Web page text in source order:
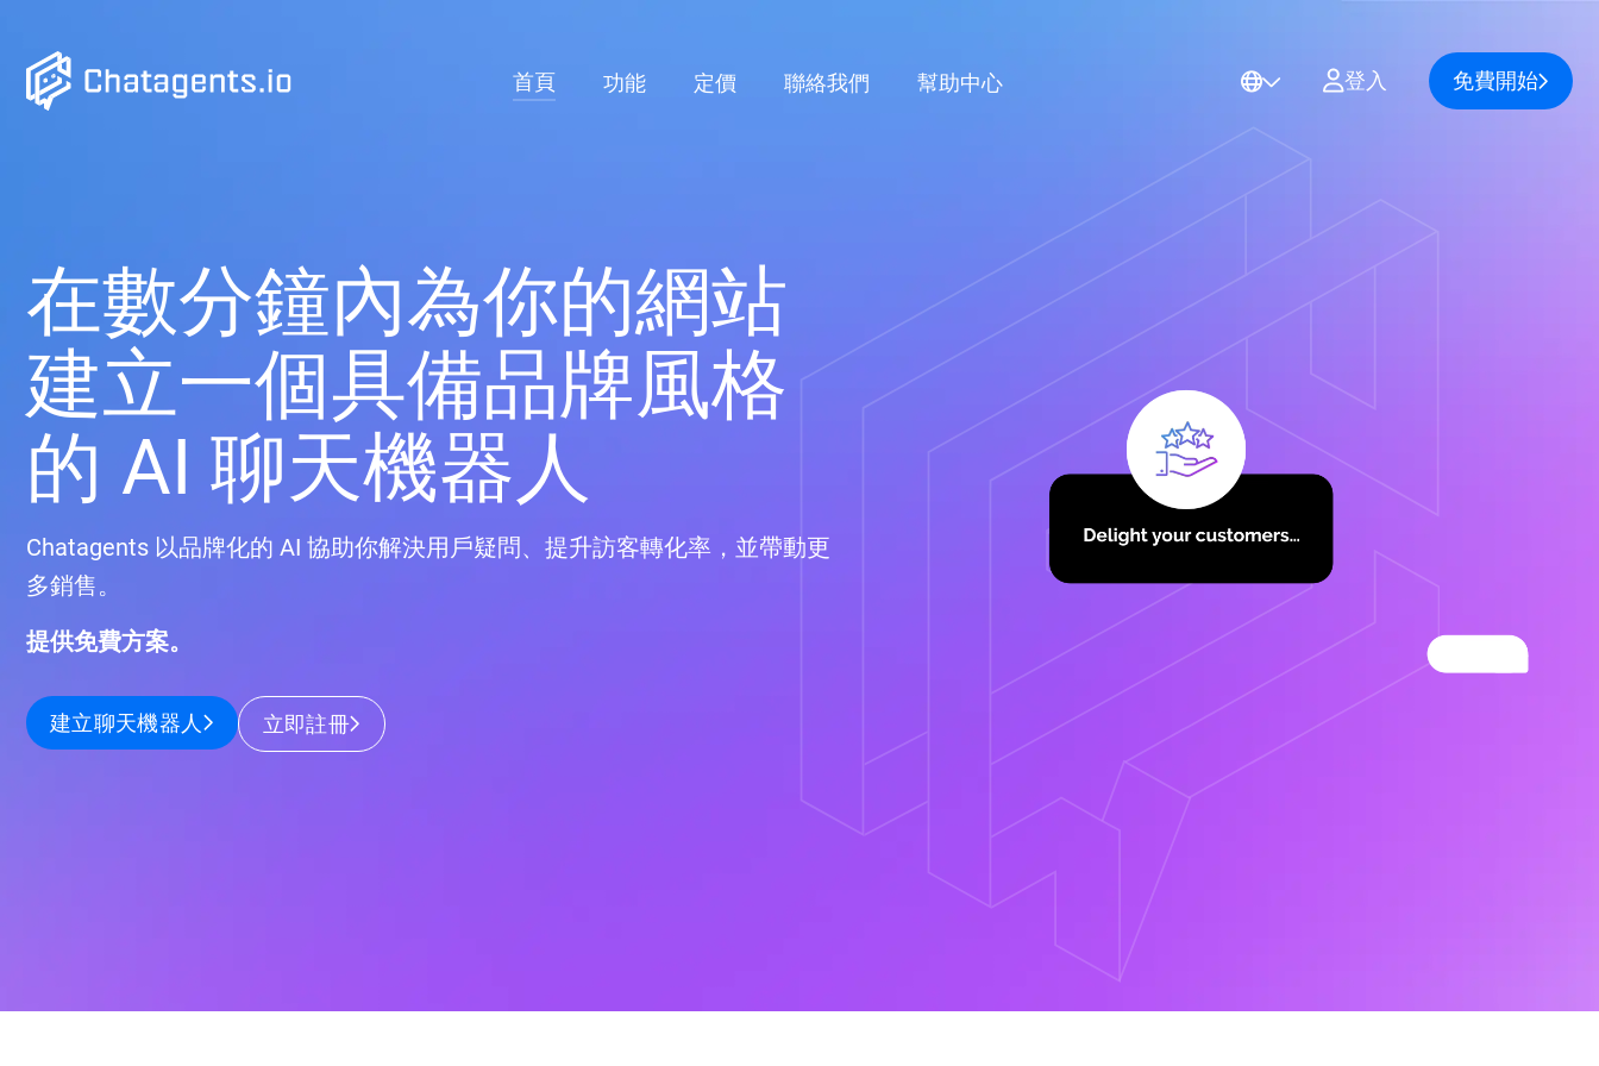
main
content
Main
首頁 功能 定價 聯絡我們 幫助中心
User
menu
登入 免費開始
在數分鐘內為你的網站
建立一個具備品牌風格
的 AI 聊天機器人
Chatagents 以品牌化的 AI 協助你解決用戶疑問、提升訪客轉化率，並帶動更
多銷售。
提供免費方案。
建立聊天機器人 立即註冊